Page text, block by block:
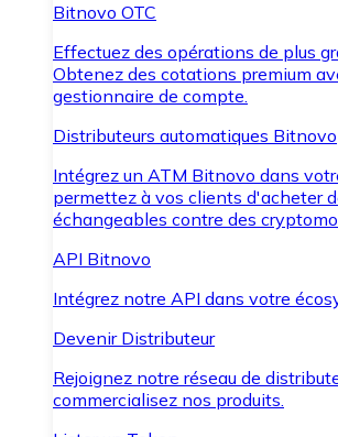
Bitnovo OTC
Effectuez des opérations de plus
Obtenez des cotations premium
gestionnaire de compte.
Distributeurs automatiques Bitnovo
Intégrez un ATM Bitnovo dans
permettez à vos clients d'acheter
échangeables contre des
API Bitnovo
Intégrez notre API dans votre
Devenir Distributeur
Rejoignez notre réseau de
commercialisez nos produits.